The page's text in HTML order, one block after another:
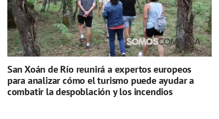
San Xoán de Río reunirá a expertos europeos
para analizar cómo el turismo puede ayudar a
combatir la despoblación y los incendios